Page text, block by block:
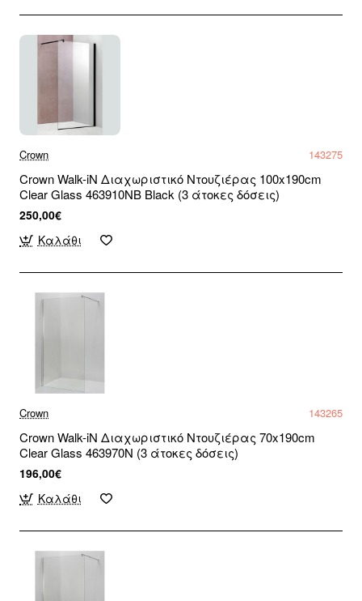
Crown 143275
Crown Walk-iN Διαχωριστικό Ντουζιέρας 100x190cm
Clear Glass 463910NB Black (3 άτοκες δόσεις)
250,00€
Καλάθι
Crown 143265
Crown Walk-iN Διαχωριστικό Ντουζιέρας 70x190cm
Clear Glass 463970N (3 άτοκες δόσεις)
196,00€
Καλάθι